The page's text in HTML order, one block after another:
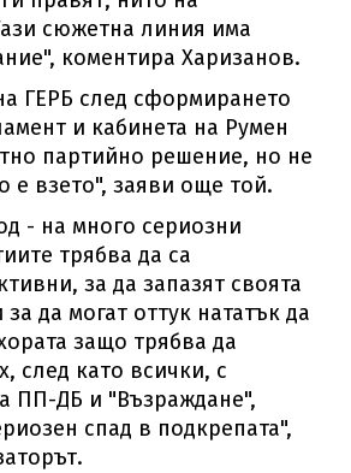
сюжетна линия има
коментира Харизанов.
ГЕРБ след сформирането
и кабинета на Румен
партийно решение, но не
е взето", заяви още той.
- на много сериозни
трябва да са
за да запазят своята
да могат оттук нататък да
защо трябва да
след като всички, с
ПП-ДБ и "Възраждане",
спад в подкрепата",